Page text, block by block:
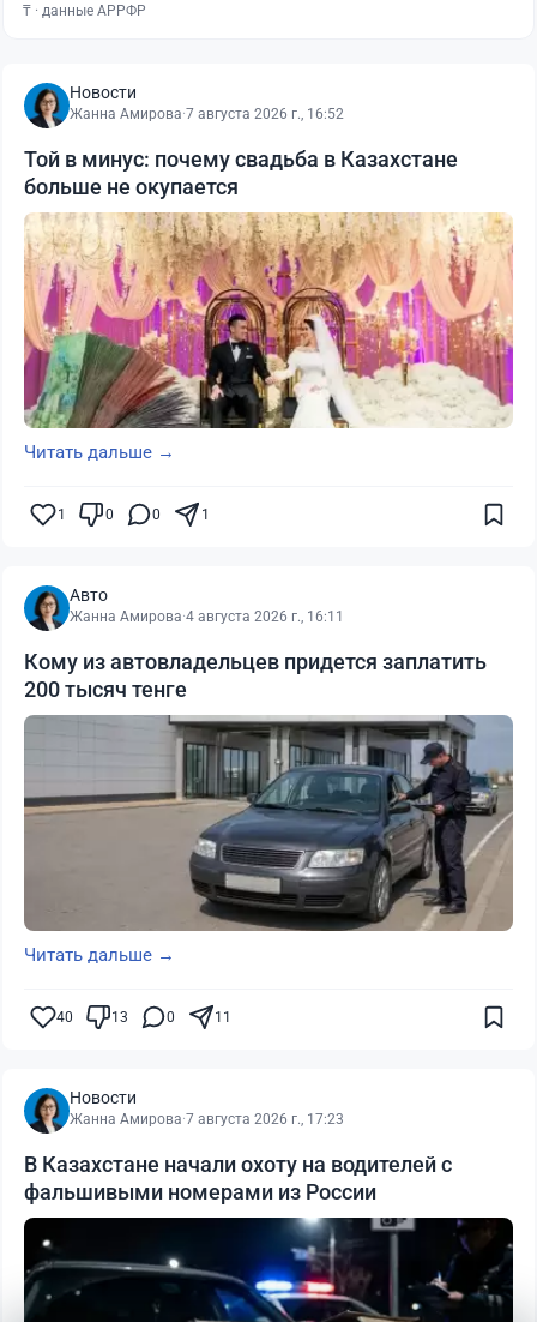
₸ · данные АРРФР
Новости
Жанна Амирова·7 августа 2026 г., 16:52
Той в минус: почему свадьба в Казахстане
больше не окупается
Читать дальше →
1 0 0 1
Авто
Жанна Амирова·4 августа 2026 г., 16:11
Кому из автовладельцев придется заплатить
200 тысяч тенге
Читать дальше →
40 13 0 11
Новости
Жанна Амирова·7 августа 2026 г., 17:23
В Казахстане начали охоту на водителей с
фальшивыми номерами из России